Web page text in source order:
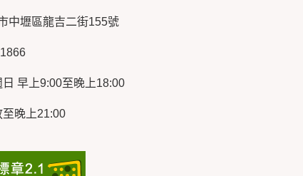
中壢區龍吉二街155號
早上9:00至晚上18:00
晚上21:00